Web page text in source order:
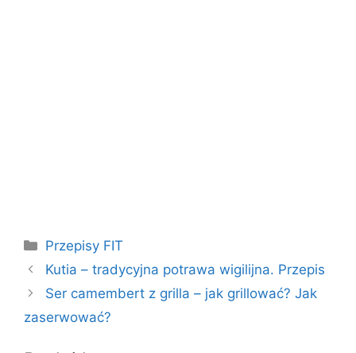
Kategorie
Przepisy FIT
Kutia – tradycyjna potrawa wigilijna. Przepis
Ser camembert z grilla – jak grillować? Jak
zaserwować?